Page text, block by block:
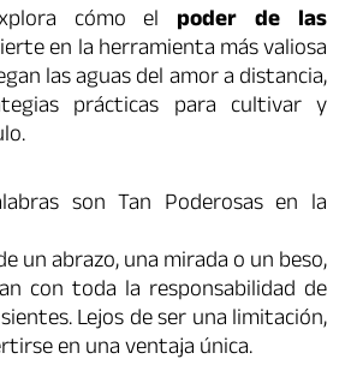
cómo el poder de las
en la herramienta más valiosa
las aguas del amor a distancia,
prácticas para cultivar y
son Tan Poderosas en la
un abrazo, una mirada o un beso,
con toda la responsabilidad de
Lejos de ser una limitación,
en una ventaja única.